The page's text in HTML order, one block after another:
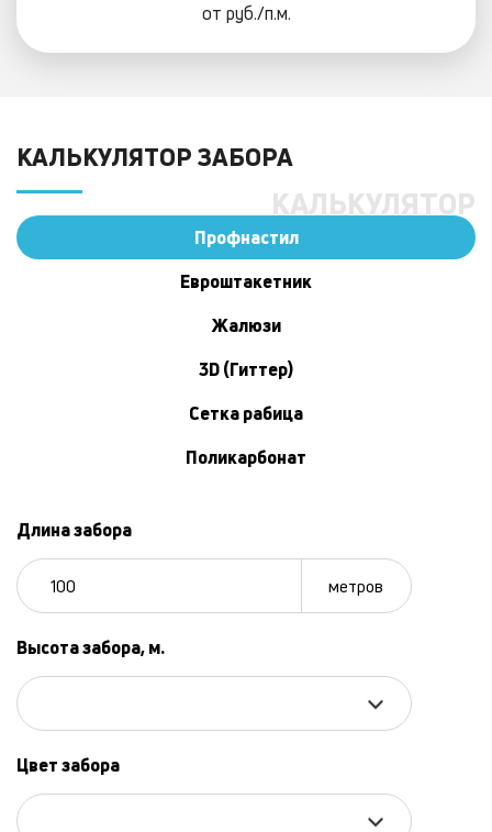
от руб./п.м.
КАЛЬКУЛЯТОР ЗАБОРА
КАЛЬКУЛЯТОР
Профнастил
Евроштакетник
Жалюзи
3D (Гиттер)
Сетка рабица
Поликарбонат
Длина забора
метров
Высота забора, м.
Цвет забора